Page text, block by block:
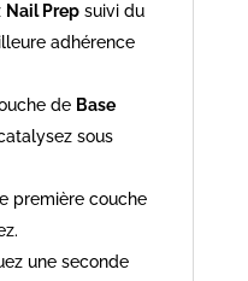
Nail Prepsuivi du
adhérence
de Base
sous
première couche
une seconde